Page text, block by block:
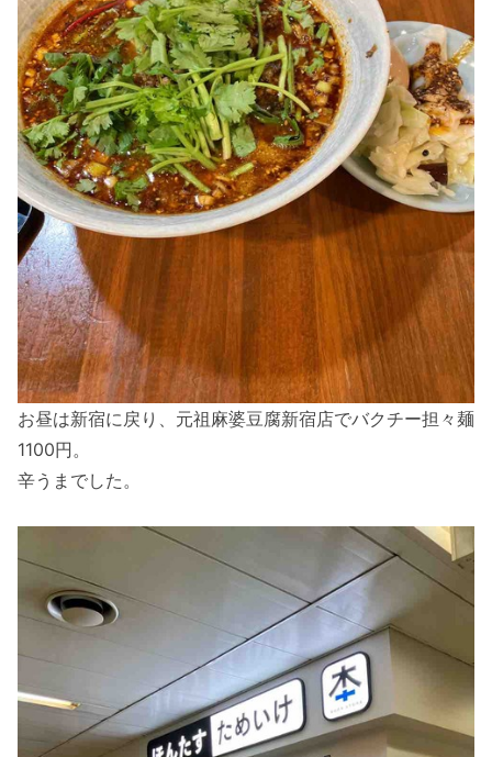
お昼は新宿に戻り、元祖麻婆豆腐新宿店でバクチー担々麺
1100円。
辛うまでした。